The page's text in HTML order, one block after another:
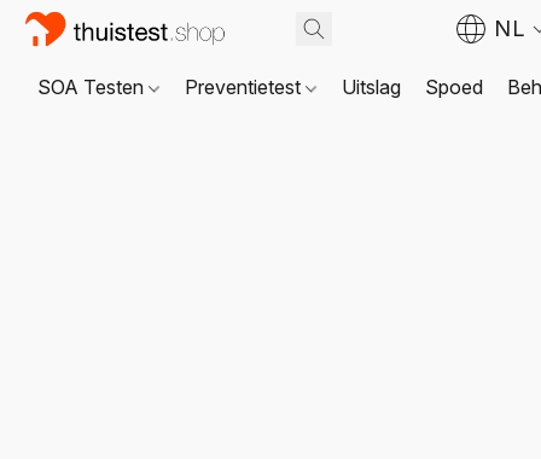
NL
SOA Testen Preventietest Uitslag Spoed